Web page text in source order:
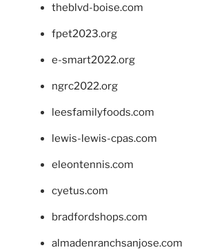
theblvd-boise.com
fpet2023.org
e-smart2022.org
ngrc2022.org
leesfamilyfoods.com
lewis-lewis-cpas.com
eleontennis.com
cyetus.com
bradfordshops.com
almadenranchsanjose.com